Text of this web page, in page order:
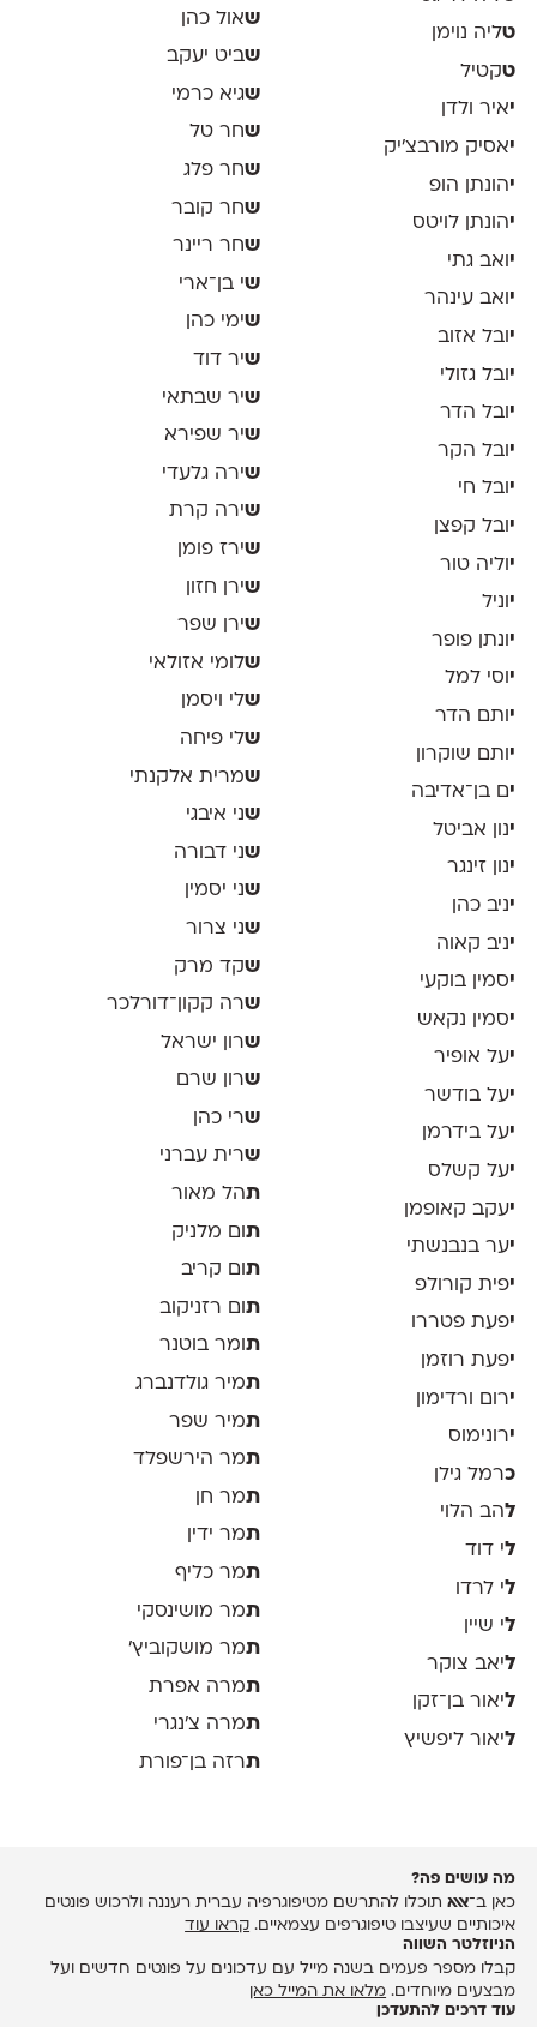
טליה נוימן
טקטיל
יאיר ולדן
יאסיק מורבצ'יק
יהונתן הופ
יהונתן לויטס
י ואב גתי
יואב עינהר
י ובל אזוב
י ובל גזולי
יובל הדר
י ובל הקר
יובל חי
י ובל קפצן
יוליה טור
י וניל
י ונתן פופר
יוסי למל
י ותם הדר
יותם שוקרון
ים בן־אדיבה
ינון אביטל
ינון זינגר
יניב כהן
יניב קאוה
יסמין בוקעי
יסמין נקאש
יעל אופיר
יעל בודשר
יעל בידרמן
יעל קשלס
יעקב קאופמן
יער בנבנשתי
יפית קורולפ
יפעת פטררו
יפעת רוזמן
ירום ורדימון
ירונימוס
כרמל גילן
להב הלוי
לי דוד
לי לרדו
לי שיין
ליאב צוקר
ליאור בן־זקן
ליאור ליפשיץ
שאול כהן
שביט יעקב
שגיא כרמי
שחר טל
שחר פלג
שחר קובר
שחר ריינר
שי בן־ארי
שימי כהן
שיר דוד
שיר שבתאי
שיר שפירא
שירה גלעדי
שירה קרת
שירז פומן
שירן חזון
שירן שפר
שלומי אזולאי
שלי ויסמן
שלי פיחה
שמרית אלקנתי
שני איבגי
שני דבורה
שני יסמין
שני צרור
שקד מרק
שרה קקון־דורלכר
שרון ישראל
שרון שרם
שרי כהן
שרית עברני
תהל מאור
ת ום מלניק
תום קריב
ת ום רזניקוב
תומר בוטנר
תמיר גולדנברג
תמיר שפר
תמר הירשפלד
תמר חן
תמר ידין
תמר כליף
תמר מושינסקי
תמר מושקוביץ'
תמרה אפרת
תמרה צ׳נגרי
תרזה בן־פורת
מה עושים פה?
כאן ב־אאאתוכלו להתרשם מטיפוגרפיה עברית רעננה ולרכוש פונטים
איכותיים שעיצבו טיפוגרפים עצמאיים. קראו עוד
הניוזלטר השווה
קבלו מספר פעמים בשנה מייל עם עדכונים על פונטים חדשים ועל
מבצעים מיוחדים. מלאו את המייל כאן
עוד דרכים להתעדכן